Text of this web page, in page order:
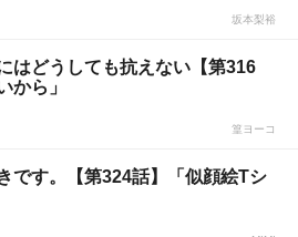
坂本梨裕
はどうしても抗えない【第316
から」
篁ヨーコ
です。【第324話】「似顔絵Tシ